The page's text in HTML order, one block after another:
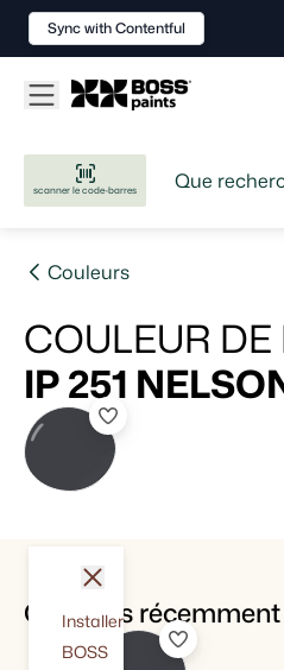
scanner le code-barres
Couleurs
COULEUR
IP 251
Couleurs
Installer
BOSS
fermer
Sync with Contentful